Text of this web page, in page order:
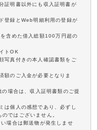
証明書以外にも収入証明書が
登録とWeb明細利用の登録が
含めた借入総額100万円超の
トOK
写真付きの本人確認書類をご
額のご入金が必要となりま
場合は、収入証明書類のご提
は個人の感想であり、必ずし
ではございません。
場合は郵送物が発生しませ